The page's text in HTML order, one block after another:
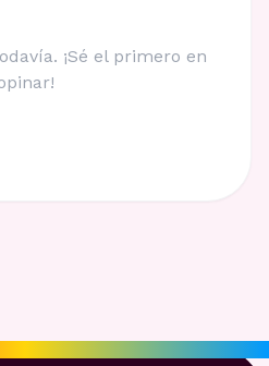
¡Sé el primero en